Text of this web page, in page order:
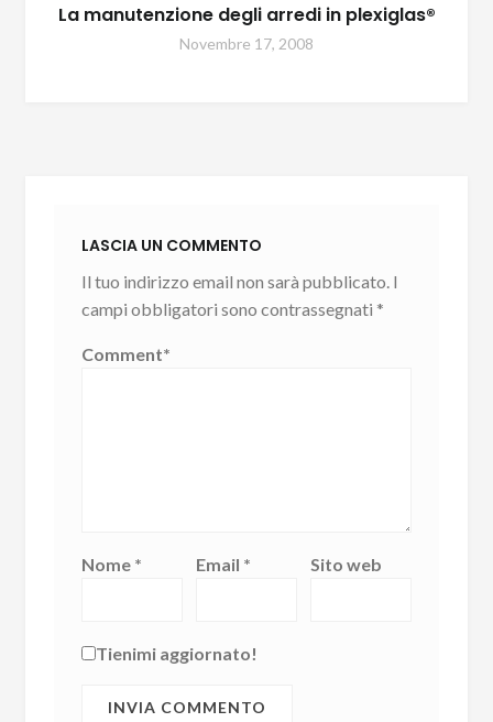
La manutenzione degli arredi in plexiglas®
Novembre 17, 2008
LASCIA UN COMMENTO
Il tuo indirizzo email non sarà pubblicato. I
campi obbligatori sono contrassegnati *
Comment*
Nome * Email * Sito web
Tienimi aggiornato!